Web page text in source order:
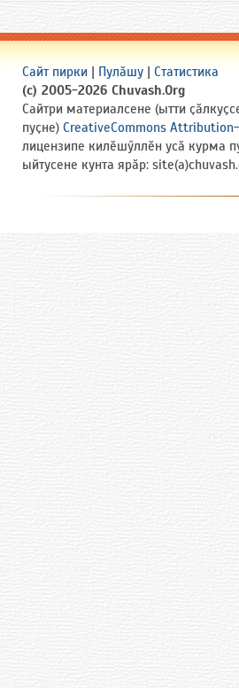
Сайт пирки | Пулӑшу | Статистика
(c) 2005-2026 Chuvash.Org
Сайтри материалсене (ытти
пуҫне) CreativeCommons
лицензипе килӗшӳллӗн усӑ курма
ыйтусене кунта ярӑр: